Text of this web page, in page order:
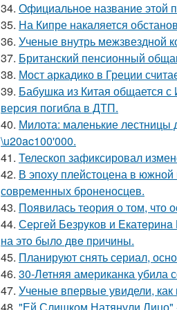
34. Официальное название этой
35. На Кипре накаляется
36. Ученые внутрь межзвездной
37. Британский пенсионный
38. Мост аркадико в Греции
39. Бабушка из Китая общается
версия погибла в ДТП.
40. Милота: маленькие лестницы
\u20ac100'000.
41. Телескоп зафиксировал
42. В эпоху плейстоцена в южной
современных броненосцев.
43. Появилась теория о том, что
44. Сеpгeй Безрyков и
на этo былo двe пpичины.
45. Планируют снять сериал,
46. 30-Летняя американка убила
47. Ученые впервые увидели,